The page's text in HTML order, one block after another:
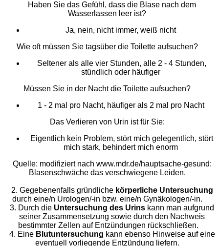
Haben Sie das Gefühl, dass die Blase nach dem
Wasserlassen leer ist?
Ja, nein, nicht immer, weiß nicht
Wie oft müssen Sie tagsüber die Toilette aufsuchen?
Seltener als alle vier Stunden, alle 2 - 4 Stunden,
stündlich oder häufiger
Müssen Sie in der Nacht die Toilette aufsuchen?
1 - 2 mal pro Nacht, häufiger als 2 mal pro Nacht
Das Verlieren von Urin ist für Sie:
Eigentlich kein Problem, stört mich gelegentlich, stört
mich stark, behindert mich enorm
Quelle: modifiziert nach www.mdr.de/hauptsache-gesund:
Blasenschwäche das verschwiegene Leiden.
2. Gegebenenfalls gründliche körperliche Untersuchung
durch eine/n Urologen/-in bzw. eine/n Gynäkologen/-in.
3. Durch die Untersuchung des Urins kann man aufgrund
seiner Zusammensetzung sowie durch den Nachweis
bestimmter Zellen auf Entzündungen rückschließen.
4. Eine Blutuntersuchung kann ebenso Hinweise auf eine
eventuell vorliegende Entzündung liefern.